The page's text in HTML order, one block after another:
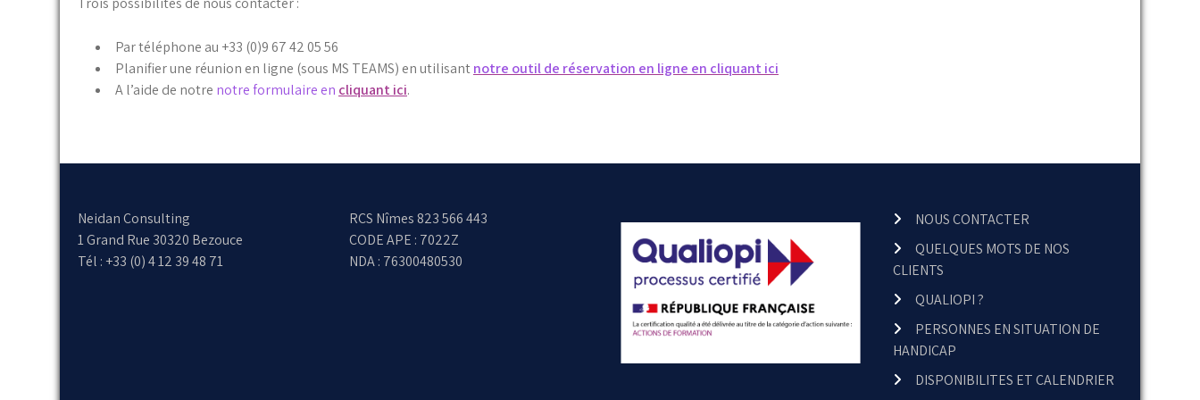
Par téléphone au +33 (0)9 67 42 05 56
Planifier une réunion en ligne (sous MS TEAMS) en utilisantnotre outil de réservation en ligne en cliquant ici
A l’aide de notre notre formulaire en cliquant ici.
Neidan Consulting
1 Grand Rue 30320 Bezouce
Tél : +33 (0) 4 12 39 48 71
RCS Nîmes 823 566 443
CODE APE : 7022Z
NDA : 76300480530
NOUS CONTACTER
QUELQUES MOTS DE NOS
CLIENTS
QUALIOPI ?
PERSONNES EN SITUATION DE
HANDICAP
DISPONIBILITES ET CALENDRIER